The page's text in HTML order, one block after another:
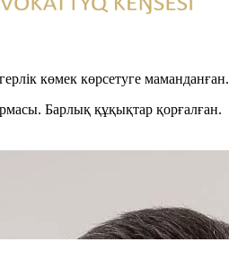
мен
істер
көмек
туралы
көмек көрсетуге маманданған.
Барлық құқықтар қорғалған.